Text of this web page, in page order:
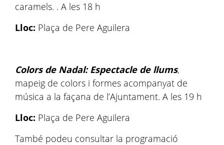
caramels. . A les 18 h
Lloc: Plaça de Pere Aguilera
Colors de Nadal: Espectacle de llums,
mapeig de colors i formes acompanyat de
música a la façana de l’Ajuntament. A les 19 h
Lloc: Plaça de Pere Aguilera
També podeu consultar la programació